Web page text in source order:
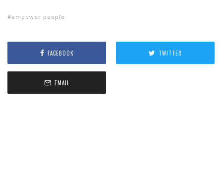
empower people
FACEBOOK TWITTER
EMAIL